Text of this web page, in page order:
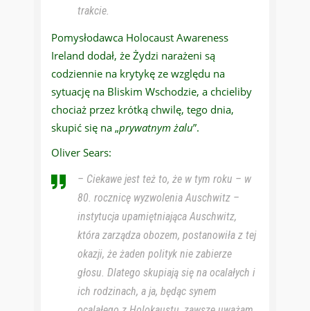
trakcie.
Pomysłodawca Holocaust Awareness
Ireland dodał, że Żydzi narażeni są
codziennie na krytykę ze względu na
sytuację na Bliskim Wschodzie, a chcieliby
chociaż przez krótką chwilę, tego dnia,
skupić się na „prywatnym żalu”.
Oliver Sears:
– Ciekawe jest też to, że w tym roku – w
80. rocznicę wyzwolenia Auschwitz –
instytucja upamiętniająca Auschwitz,
która zarządza obozem, postanowiła z tej
okazji, że żaden polityk nie zabierze
głosu. Dlatego skupiają się na ocalałych i
ich rodzinach, a ja, będąc synem